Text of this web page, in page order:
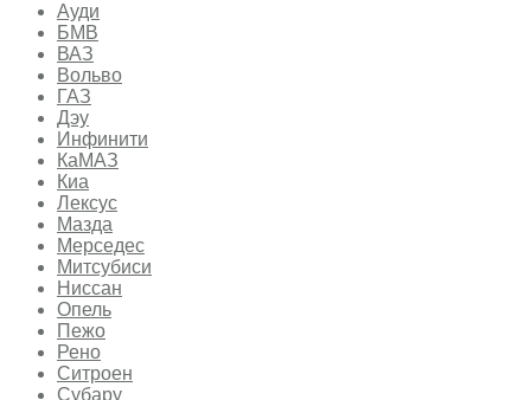
Ауди
БМВ
ВАЗ
Вольво
ГАЗ
Дэу
Инфинити
КаМАЗ
Киа
Лексус
Мазда
Мерседес
Митсубиси
Ниссан
Опель
Пежо
Рено
Ситроен
Субару